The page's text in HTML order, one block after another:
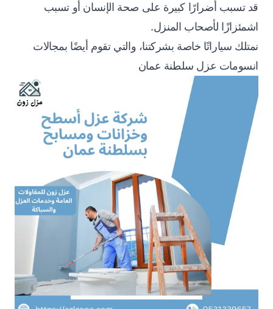
قد تسبب أضرارًا كبيرة على صحة الإنسان أو تسبب
اشمئزازًا لأصحاب المنزل.
نمتلك سياراتًا خاصة بشركتنا، والتي تقوم أيضًا بمجالات
انسومات عزل سلطنة عمان